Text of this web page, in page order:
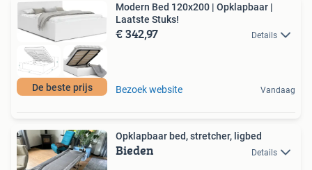
De beste prijs
Modern Bed 120x200 | Opklapbaar |
Laatste Stuks!
€ 342,97 Details
Bezoek website Vandaag
Opklapbaar bed, stretcher, ligbed
Bieden Details